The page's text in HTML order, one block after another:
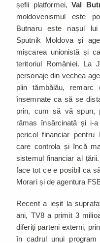
șefii platformei,Val
moldovenismul este
Butnaru este nașul lui
Sputnik Moldova și
mișcarea unionistă și
teritoriul României. La
personaje din vechea
plin tămbălău,
însemnate ca să se
prin, cum să vă spun,
rămas însărcinată și i-
pericol financiar pentru
care controla și încă
sistemul financiar al
face tot ce e posibil ca
Morari și de agentura
Recent a ieșit la
ani, TV8 a primit 3
diferiți parteni externi,
în cadrul unui